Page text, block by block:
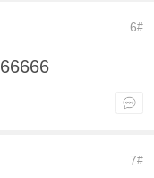
6#
7#